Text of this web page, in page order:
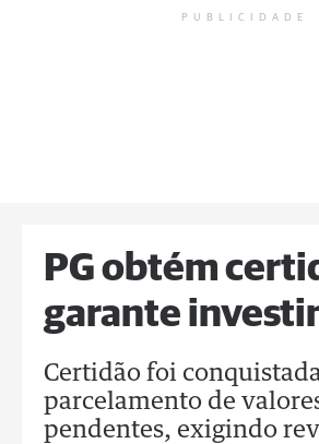
PUBLICIDADE
PG obtém
garante
Certidão foi
parcelamento de
pendentes, exigindo